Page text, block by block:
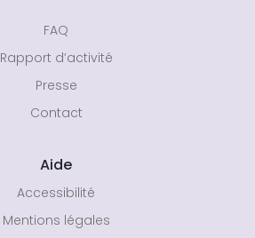
FAQ
Rapport d’activité
Presse
Contact
Aide
Accessibilité
Mentions légales